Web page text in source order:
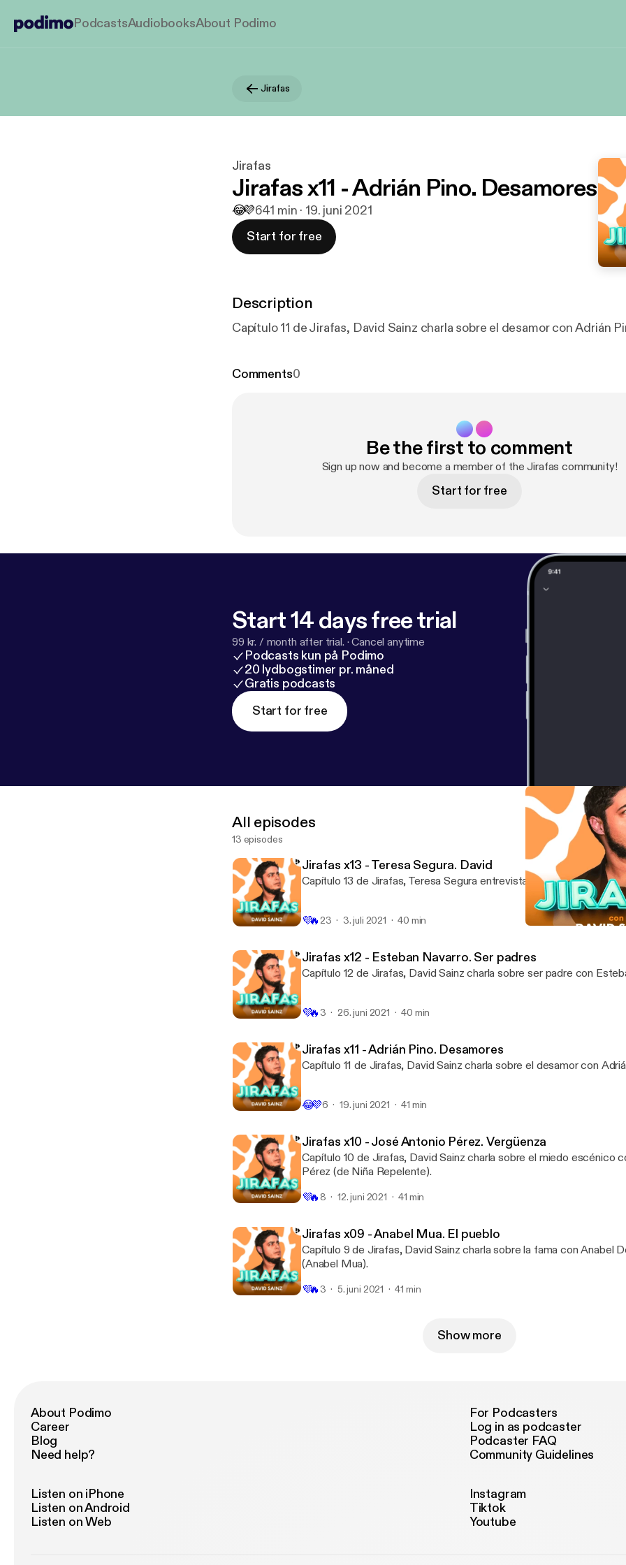
PodcastsAudiobooksAbout Podimo
Jirafas
Jirafas
Jirafas x11 - Adrián Pino. Desamores
😂💜641 min · 19. juni 2021
Start for free
Description
Capítulo 11 de Jirafas, David Sainz charla sobre el desamor con Adrián
Comments0
Be the first to comment
Sign up now and become a member of the Jirafas community!
Start for free
Start 14 days free trial
99 kr. / month after trial. ·Cancel anytime
Podcasts kun på Podimo
20 lydbogstimer pr. måned
Gratis podcasts
Start for free
All episodes
13 episodes
Jirafas x13 - Teresa Segura. David
Capítulo 13 de Jirafas, Teresa Segura entrevista a David Sainz.
💜🔥 23 3. juli 2021 40 min
Jirafas x12 - Esteban Navarro. Ser padres
Capítulo 12 de Jirafas, David Sainz charla sobre ser padre con
💜🔥 3 26. juni 2021 40 min
Jirafas x11 - Adrián Pino. Desamores
Capítulo 11 de Jirafas, David Sainz charla sobre el desamor con
😂💜6 19. juni 2021 41 min
Jirafas x10 - José Antonio Pérez. Vergüenza
Capítulo 10 de Jirafas, David Sainz charla sobre el miedo escénico
Pérez (de Niña Repelente).
💜🔥8 12. juni 2021 41 min
Jirafas x09 - Anabel Mua. El pueblo
Capítulo 9 de Jirafas, David Sainz charla sobre la fama con Anabel
(Anabel Mua).
💜🔥 3 5. juni 2021 41 min
Show more
About Podimo
Career
Blog
Need help?
For Podcasters
Log in as podcaster
Podcaster FAQ
Community Guidelines
Listen on iPhone
Listen on Android
Listen on Web
Instagram
Tiktok
Youtube